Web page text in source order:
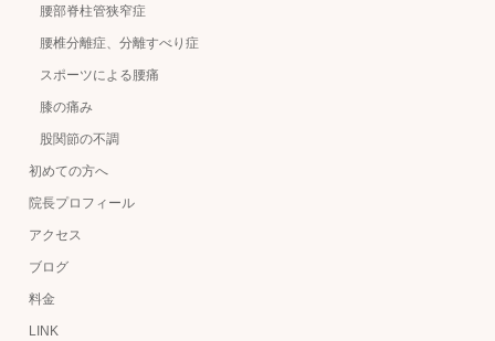
腰部脊柱管狭窄症
腰椎分離症、分離すべり症
スポーツによる腰痛
膝の痛み
股関節の不調
初めての方へ
院長プロフィール
アクセス
ブログ
料金
LINK